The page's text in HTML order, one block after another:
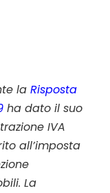
la Risposta
ha dato il suo
IVA
all’imposta
La